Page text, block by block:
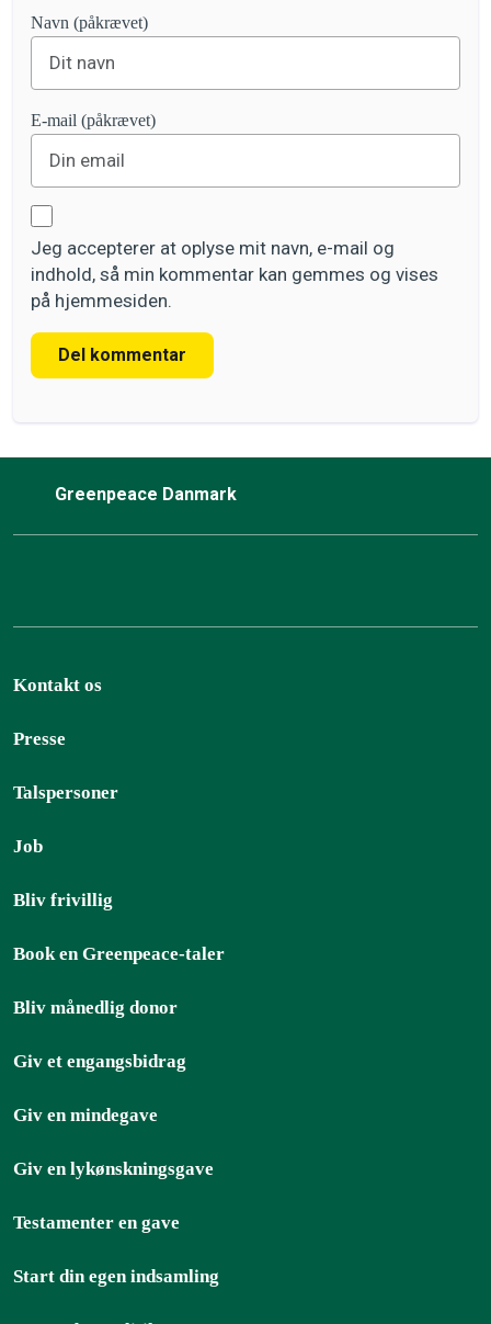
Navn (påkrævet)
E-mail (påkrævet)
Jeg accepterer at oplyse mit navn, e-mail og
indhold, så min kommentar kan gemmes og vises
på hjemmesiden.
Del kommentar
Greenpeace Danmark
Kontakt os
Presse
Talspersoner
Job
Bliv frivillig
Book en Greenpeace-taler
Bliv månedlig donor
Giv et engangsbidrag
Giv en mindegave
Giv en lykønskningsgave
Testamenter en gave
Start din egen indsamling